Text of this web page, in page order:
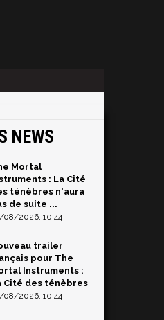
NEWS
Mortal
: La Cité
ténèbres n'aura
de suite ...
08/2026, 10:44
trailer
pour The
Instruments :
Cité des ténèbres
08/2026, 10:44